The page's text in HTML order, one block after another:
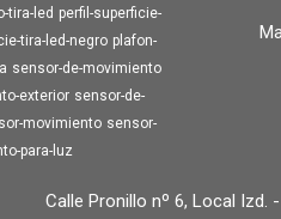
tira-led perfil-superficie-
tira-led-negro plafon-
sensor-de-movimiento
exterior sensor-de-
movimiento sensor-
para-luz
Calle Pronillo nº 6, Local Izd.